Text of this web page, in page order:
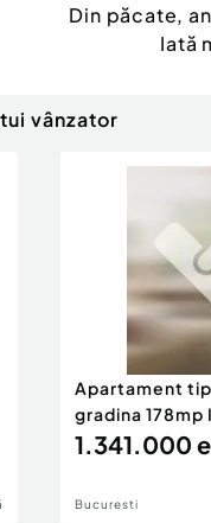
Din păcate,
Iată
vânzator
Apartament
gradina 178mp
1.341.000
Bucuresti